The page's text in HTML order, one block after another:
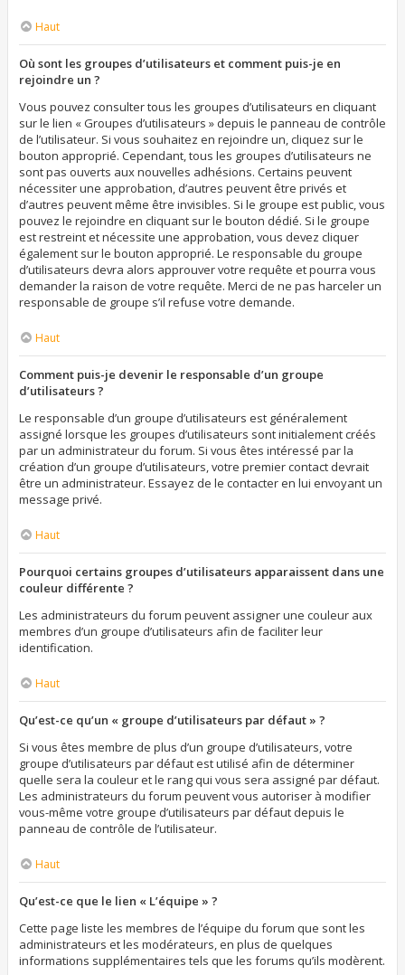
Haut
Où sont les groupes d’utilisateurs et comment puis-je en
rejoindre un ?
Vous pouvez consulter tous les groupes d’utilisateurs en cliquant
sur le lien « Groupes d’utilisateurs » depuis le panneau de contrôle
de l’utilisateur. Si vous souhaitez en rejoindre un, cliquez sur le
bouton approprié. Cependant, tous les groupes d’utilisateurs ne
sont pas ouverts aux nouvelles adhésions. Certains peuvent
nécessiter une approbation, d’autres peuvent être privés et
d’autres peuvent même être invisibles. Si le groupe est public, vous
pouvez le rejoindre en cliquant sur le bouton dédié. Si le groupe
est restreint et nécessite une approbation, vous devez cliquer
également sur le bouton approprié. Le responsable du groupe
d’utilisateurs devra alors approuver votre requête et pourra vous
demander la raison de votre requête. Merci de ne pas harceler un
responsable de groupe s’il refuse votre demande.
Haut
Comment puis-je devenir le responsable d’un groupe
d’utilisateurs ?
Le responsable d’un groupe d’utilisateurs est généralement
assigné lorsque les groupes d’utilisateurs sont initialement créés
par un administrateur du forum. Si vous êtes intéressé par la
création d’un groupe d’utilisateurs, votre premier contact devrait
être un administrateur. Essayez de le contacter en lui envoyant un
message privé.
Haut
Pourquoi certains groupes d’utilisateurs apparaissent dans une
couleur différente ?
Les administrateurs du forum peuvent assigner une couleur aux
membres d’un groupe d’utilisateurs afin de faciliter leur
identification.
Haut
Qu’est-ce qu’un « groupe d’utilisateurs par défaut » ?
Si vous êtes membre de plus d’un groupe d’utilisateurs, votre
groupe d’utilisateurs par défaut est utilisé afin de déterminer
quelle sera la couleur et le rang qui vous sera assigné par défaut.
Les administrateurs du forum peuvent vous autoriser à modifier
vous-même votre groupe d’utilisateurs par défaut depuis le
panneau de contrôle de l’utilisateur.
Haut
Qu’est-ce que le lien « L’équipe » ?
Cette page liste les membres de l’équipe du forum que sont les
administrateurs et les modérateurs, en plus de quelques
informations supplémentaires tels que les forums qu’ils modèrent.